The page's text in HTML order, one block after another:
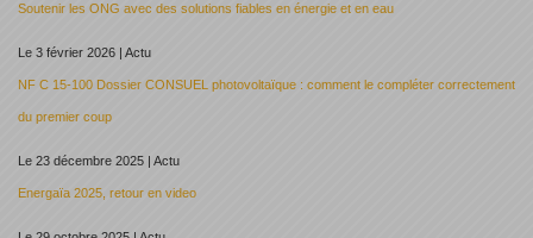
Soutenir les ONG avec des solutions fiables en énergie et en eau
Le 3 février 2026 | Actu
NF C 15-100 Dossier CONSUEL photovoltaïque : comment le compléter correctement
du premier coup
Le 23 décembre 2025 | Actu
Energaïa 2025, retour en video